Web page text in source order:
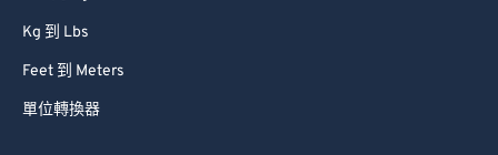
Kg 到 Lbs
Feet 到 Meters
單位轉換器